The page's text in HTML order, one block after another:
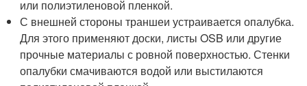
или полиэтиленовой пленкой.
С внешней стороны траншеи устраивается опалубка.
Для этого применяют доски, листы OSB или другие
прочные материалы с ровной поверхностью. Стенки
опалубки смачиваются водой или выстилаются